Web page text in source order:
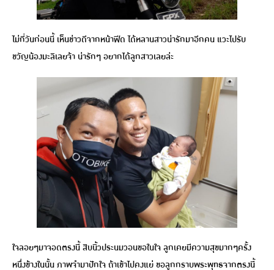
ไม่กี่วันก่อนนี้ เห็นข่าวดีจากหน้าฟีด ได้หลานสาวน่ารักมาอีกคน แวะไปรับ
ขวัญน้องมะลิเลยจ้า น่ารักๆ อยากได้ลูกสาวเลยล่ะ
ใจลอยๆมาจอดตรงนี้ สิบนิ้วประนมวอนขอในใจ ลูกเคยมีความสุขมากๆครั้ง
หนึ่งข้างในนั้น ภาพจำมาปักใจ ถ้าเข้าไปคงแย่ ขอลูกกราบพระพุทธจากตรงนี้